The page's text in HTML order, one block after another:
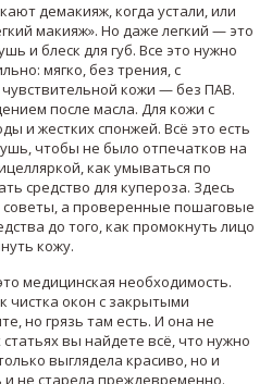
демакияж, когда устали, или
макияж». Но даже легкий — это
и блеск для губ. Все это нужно
мягко, без трения, с
кожи — без ПАВ.
после масла. Для кожи с
и жестких спонжей. Всё это есть
чтобы не было отпечатков на
как умываться по
средство для купероза. Здесь
а проверенные пошаговые
до того, как промокнуть лицо
кожу.
медицинская необходимость.
чистка окон с закрытыми
но грязь там есть. И она не
вы найдете всё, что нужно
выглядела красиво, но и
не старела преждевременно.